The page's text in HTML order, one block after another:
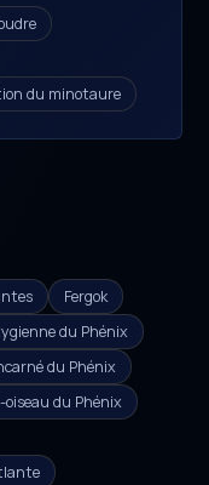
du minotaure
Fergok
du Phénix
du Phénix
oiseau du Phénix